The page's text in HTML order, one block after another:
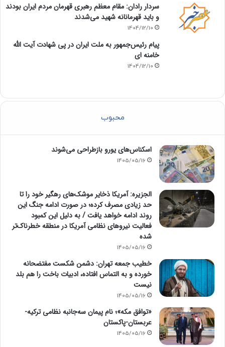
سردار رادان: مقام معظم رهبری قهرمان مردم ایران بودند
و باید قهرمانانه شهید می‌شدند
1404/12/10
پیام رئیس‌جمهور به ملت ایران در پی شهادت آیت الله
خامنه ای
1404/12/10
محبوب
اسکناس‌های یورو بازطراحی می‌شوند
1405/05/16
الجزیره: آمریکا ذخایر موشک‌های رهگیر خود را تا
حد زیادی مصرف کرده؛ در صورت ادامه جنگ این
روند ادامه خواهد یافت / به دلیل این کمبود
فعالیت نیرو‌های نظامی آمریکا در منطقه خطرناک‌تر
شده
1405/05/16
خطیب جمعه تهران: دشمن شکست مفتضحانه
خورده و به التماس افتاده، ادبیات باخت را هم بلد
نیست
1405/05/16
«توافق مکه»؛ نام پیمان سه‌جانبه نظامی ترکیه-
عربستان-پاکستان
1405/05/16